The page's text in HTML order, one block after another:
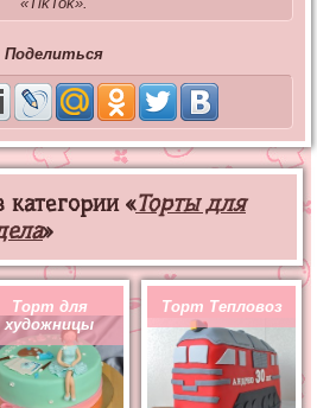
Поделиться
«Торты для
»
Торт для
художницы
Торт Тепловоз